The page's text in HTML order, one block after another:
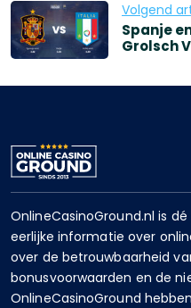
Volgend
Spanje
Grolsch
OnlineCasinoGround.nl is
eerlijke informatie over
over de betrouwbaarheid
bonusvoorwaarden en de
OnlineCasinoGround